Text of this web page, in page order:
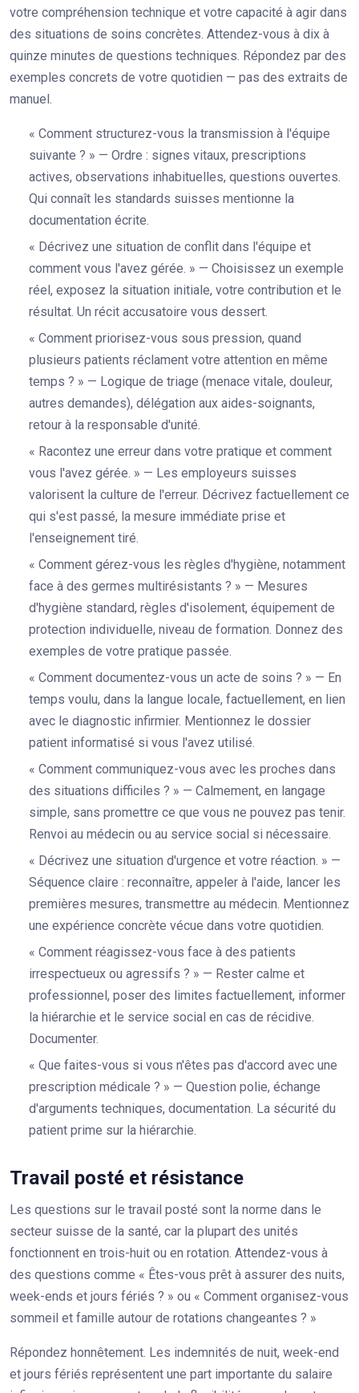
votre compréhension technique et votre capacité à agir dans
des situations de soins concrètes. Attendez-vous à dix à
quinze minutes de questions techniques. Répondez par des
exemples concrets de votre quotidien — pas des extraits de
manuel.
« Comment structurez-vous la transmission à l'équipe
suivante ? » — Ordre : signes vitaux, prescriptions
actives, observations inhabituelles, questions ouvertes.
Qui connaît les standards suisses mentionne la
documentation écrite.
« Décrivez une situation de conflit dans l'équipe et
comment vous l'avez gérée. » — Choisissez un exemple
réel, exposez la situation initiale, votre contribution et le
résultat. Un récit accusatoire vous dessert.
« Comment priorisez-vous sous pression, quand
plusieurs patients réclament votre attention en même
temps ? » — Logique de triage (menace vitale, douleur,
autres demandes), délégation aux aides-soignants,
retour à la responsable d'unité.
« Racontez une erreur dans votre pratique et comment
vous l'avez gérée. » — Les employeurs suisses
valorisent la culture de l'erreur. Décrivez factuellement ce
qui s'est passé, la mesure immédiate prise et
l'enseignement tiré.
« Comment gérez-vous les règles d'hygiène, notamment
face à des germes multirésistants ? » — Mesures
d'hygiène standard, règles d'isolement, équipement de
protection individuelle, niveau de formation. Donnez des
exemples de votre pratique passée.
« Comment documentez-vous un acte de soins ? » — En
temps voulu, dans la langue locale, factuellement, en lien
avec le diagnostic infirmier. Mentionnez le dossier
patient informatisé si vous l'avez utilisé.
« Comment communiquez-vous avec les proches dans
des situations difficiles ? » — Calmement, en langage
simple, sans promettre ce que vous ne pouvez pas tenir.
Renvoi au médecin ou au service social si nécessaire.
« Décrivez une situation d'urgence et votre réaction. » —
Séquence claire : reconnaître, appeler à l'aide, lancer les
premières mesures, transmettre au médecin. Mentionnez
une expérience concrète vécue dans votre quotidien.
« Comment réagissez-vous face à des patients
irrespectueux ou agressifs ? » — Rester calme et
professionnel, poser des limites factuellement, informer
la hiérarchie et le service social en cas de récidive.
Documenter.
« Que faites-vous si vous n'êtes pas d'accord avec une
prescription médicale ? » — Question polie, échange
d'arguments techniques, documentation. La sécurité du
patient prime sur la hiérarchie.
Travail posté et résistance
Les questions sur le travail posté sont la norme dans le
secteur suisse de la santé, car la plupart des unités
fonctionnent en trois-huit ou en rotation. Attendez-vous à
des questions comme « Êtes-vous prêt à assurer des nuits,
week-ends et jours fériés ? » ou « Comment organisez-vous
sommeil et famille autour de rotations changeantes ? »
Répondez honnêtement. Les indemnités de nuit, week-end
et jours fériés représentent une part importante du salaire